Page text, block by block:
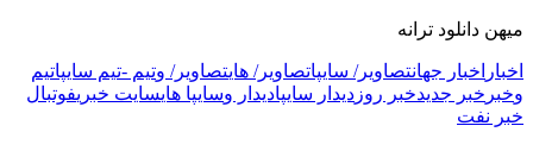
میهن دانلود ترانه
اخبار اخبار جهانتصاویر/ سایپاتصاویر/ هایتصاویر/ وتیم -تیم سایپاتیم
وخبر خبر جدیدخبر روز دیدار سایپادیدار وسایپا هایسایت خبریفوتبال
خبر نفت